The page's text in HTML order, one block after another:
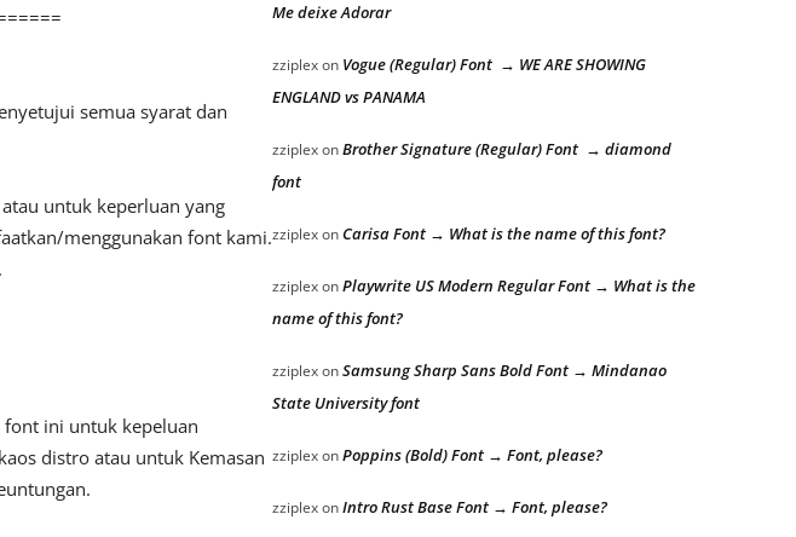
semua syarat dan
untuk keperluan yang
menggunakan font kami.
font ini untuk kepeluan
distro atau untuk Kemasan
Me deixe Adorar
zziplexon Vogue (Regular) Font → WE ARE SHOWING
ENGLAND vs PANAMA
zziplexonBrother Signature (Regular) Font → diamond
font
zziplexonCarisa Font → What is the name of this font?
zziplexonPlaywrite US Modern Regular Font → What is the
name of this font?
zziplexonSamsung Sharp Sans Bold Font → Mindanao
State University font
zziplexonPoppins (Bold) Font → Font, please?
zziplexonIntro Rust Base Font → Font, please?